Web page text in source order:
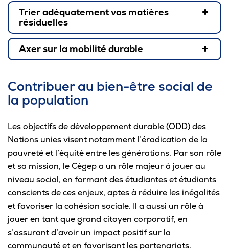
* Un comité décidera ensuite de
l’allocation de fonds en fonction du nombre
et du type de projets reçus. Un délai maximal
d’un mois est à prévoir avant d’obtenir une
réponse. À noter que les projets retenus
doivent être réalisés avant le 30 juin de
l’année courante.
Guide des évènements écoresponsables
des événements
Procédure d’emprunt
Affiche à installer dans les événements
Trier adéquatement vos matières
résiduelles
Centre de tri virtuel
Axer sur la mobilité durable
Voir les possibilités de transport durable
Contribuer au bien-être social de
la population
Les objectifs de développement durable (ODD) des
Nations unies visent notamment l’éradication de la
pauvreté et l’équité entre les générations. Par son rôle
et sa mission, le Cégep a un rôle majeur à jouer au
niveau social, en formant des étudiantes et étudiants
conscients de ces enjeux, aptes à réduire les inégalités
et favoriser la cohésion sociale. Il a aussi un rôle à
jouer en tant que grand citoyen corporatif, en
s’assurant d’avoir un impact positif sur la
communauté et en favorisant les partenariats.